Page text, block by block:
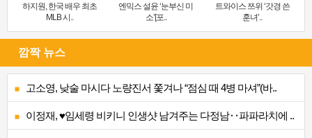
하지원, 한국 배우 최초
MLB 시..
엔믹스 설윤 ‘눈부신 미
소’[포..
트와이스 쯔위 ‘갓경 쓴
훈녀’..
깜짝 뉴스
고소영, 낮술 마시다 노량진서 쫓겨나 “점심 때 4병 마셔”(바..
이정재, ♥임세령 비키니 인생샷 남겨주는 다정남‥파파라치에 ..